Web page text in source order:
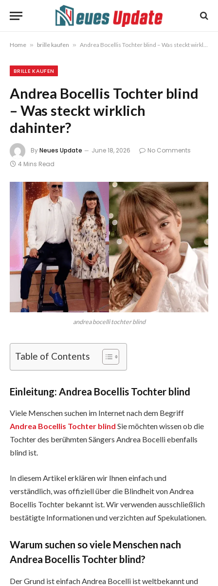
Home » brille kaufen » Andrea Bocellis Tochter blind – Was steckt wirklich dahinter?
BRILLE KAUFEN
Andrea Bocellis Tochter blind
– Was steckt wirklich
dahinter?
ByNeues Update June 18, 2026
No Comments
4 Mins Read
andrea bocelli tochter blind
Table of Contents
Einleitung: Andrea Bocellis Tochter blind
Viele Menschen suchen im Internet nach dem Begriff
Andrea Bocellis Tochter blind Sie möchten wissen ob die
Tochter des berühmten Sängers Andrea Bocelli ebenfalls
blind ist.
In diesem Artikel erklären wir Ihnen einfach und
verständlich, was offiziell über die Blindheit von Andrea
Bocellis Tochter bekannt ist. Wir verwenden ausschließlich
bestätigte Informationen und verzichten auf Spekulationen.
Warum suchen so viele Menschen nach
Andrea Bocellis Tochter blind?
Der Grund ist einfach Andrea Bocelli ist weltbekannt und